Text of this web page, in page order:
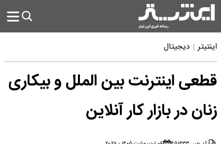
اینتیتر دیجیتال
قطعی اینترنت بین الملل و بیکاری
زنان در بازار کار آنلاین